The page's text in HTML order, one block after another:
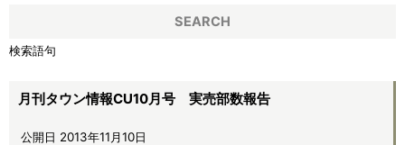
月刊タウン情報CU10月号 実売部数報告
公開日 2013年11月10日
SEARCH
検索語句